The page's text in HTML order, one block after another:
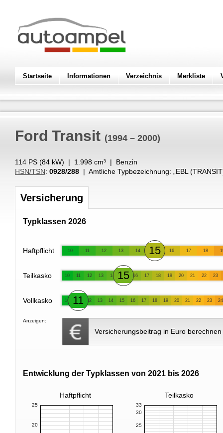
Startseite Informationen Verzeichnis Merkliste
Ford Transit (1994 – 2000)
114 PS (84 kW) | 1.998 cm³ | Benzin
HSN/TSN: 0928/288 | Amtliche Typbezeichnung: „ EBL
Versicherung
Typklassen 2026
Haftpflicht 10 11 12 13 14 15 16 17 18
Teilkasko 10 11 12 13 14 15 16 17 18 19 20 21 22 23
Vollkasko 10 11 12 13 14 15 16 17 18 19 20 21 22 23 24
Anzeigen:
Versicherungsbeitrag in Euro berechnen
Entwicklung der Typklassen von 2021 bis 2026
Haftpflicht Teilkasko
20
25
25
30
33